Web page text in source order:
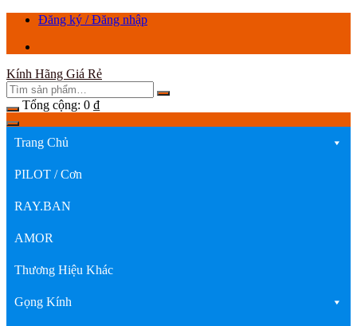
ChuyểnĐăng ký / Đăng nhập
Kính Hãng Giá Rẻ
Tổng cộng: 0 ₫
Trang Chủ
PILOT / Cơn
RAY.BAN
AMOR
Thương Hiệu Khác
Gọng Kính